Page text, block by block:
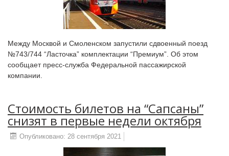
Между Москвой и Смоленском запустили сдвоенный поезд
№743/744 “Ласточка” комплектации “Премиум”. Об этом
сообщает пресс-служба Федеральной пассажирской
компании.
Стоимость билетов на “Сапсаны”
снизят в первые недели октября
Опубликовано: 28 сентября 2021